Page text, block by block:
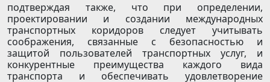
подтверждая также, что при определении,
проектировании и создании международных
транспортных коридоров следует учитывать
соображения, связанные с безопасностью и
защитой пользователей транспортных услуг, и
конкурентные преимущества каждого вида
транспорта и обеспечивать удовлетворение